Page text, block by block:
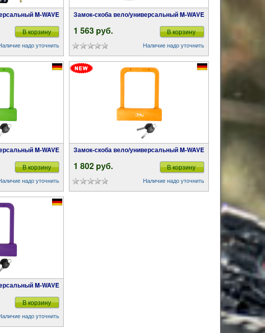
M-WAVE
В корзину
надо уточнить
Замок-скоба вело/универсальный M-WAVE
1 563 pуб. В корзину
Наличие надо уточнить
M-WAVE
В корзину
надо уточнить
Замок-скоба вело/универсальный M-WAVE
1 802 pуб. В корзину
Наличие надо уточнить
M-WAVE
В корзину
надо уточнить